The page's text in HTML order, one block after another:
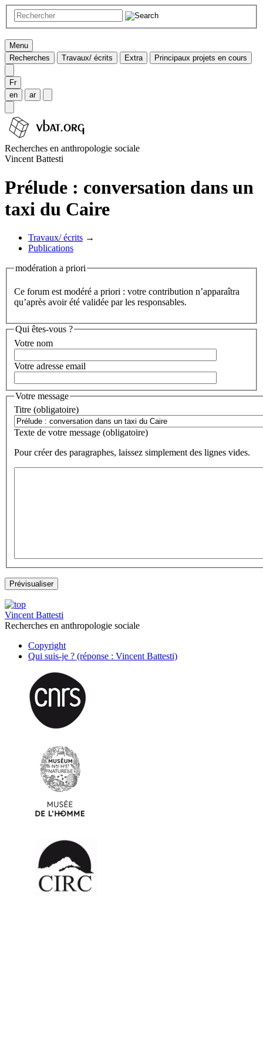
Menu
Recherches
Travaux/ écrits Extra Principaux projets en cours
Fr
en
ar
Recherches en anthropologie sociale
Vincent Battesti
Prélude : conversation dans un
taxi du Caire
Travaux/ écrits →
Publications
modération a priori
Ce forum est modéré a priori : votre contribution n’apparaîtra
qu’après avoir été validée par les responsables.
Qui êtes-vous ?
Votre nom
Votre adresse email
Votre message
Titre (obligatoire)
Texte de votre message (obligatoire)
Pour créer des paragraphes, laissez simplement des lignes vides.
Vincent Battesti
Recherches en anthropologie sociale
Copyright
Qui suis-je ? (réponse : Vincent Battesti)